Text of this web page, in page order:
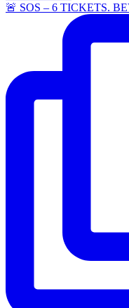
🚨 SOS – 6 TICKETS.